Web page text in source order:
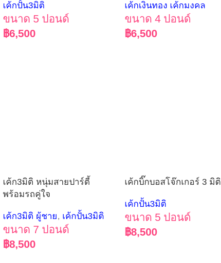
เค้กปั้น3มิติ
ขนาด 5 ปอนด์
฿6,500
เค้กเงินทอง เค้กมงคล
ขนาด 4 ปอนด์
฿6,500
เค้ก3มิติ หนุ่มสายปาร์ตี้
พร้อมรถคู่ใจ
เค้ก3มิติ ผู้ชาย, เค้กปั้น3มิติ
ขนาด 7 ปอนด์
฿8,500
เค้กบิ๊กบอสโจ๊กเกอร์ 3 มิติ
เค้กปั้น3มิติ
ขนาด 5 ปอนด์
฿8,500